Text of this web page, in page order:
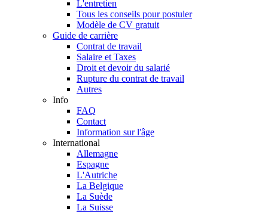
L'entretien
Tous les conseils pour postuler
Modèle de CV gratuit
Guide de carrière
Contrat de travail
Salaire et Taxes
Droit et devoir du salarié
Rupture du contrat de travail
Autres
Info
FAQ
Contact
Information sur l'âge
International
Allemagne
Espagne
L'Autriche
La Belgique
La Suède
La Suisse